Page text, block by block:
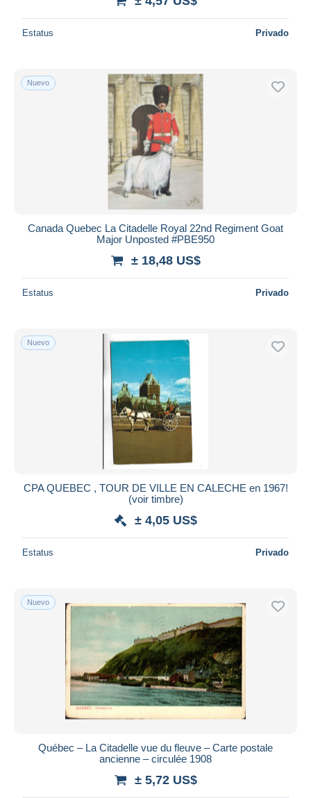
Estatus Privado
Nuevo
Canada Quebec La Citadelle Royal 22nd Regiment Goat
Major Unposted #PBE950
± 18,48 US$
Estatus Privado
Nuevo
CPA QUEBEC , TOUR DE VILLE EN CALECHE en 1967!
(voir timbre)
± 4,05 US$
Estatus Privado
Nuevo
Québec – La Citadelle vue du fleuve – Carte postale
ancienne – circulée 1908
± 5,72 US$